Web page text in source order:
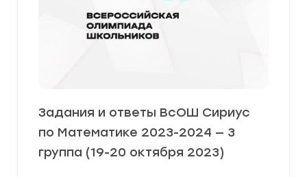
Задания и ответы ВсОШ Сириус
по Математике 2023-2024 — 3
группа (19-20 октября 2023)